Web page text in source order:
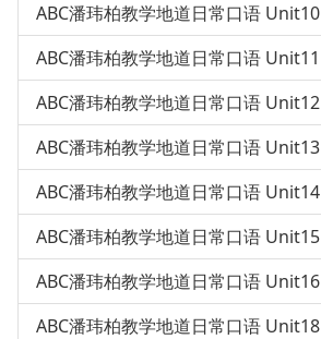
ABC潘玮柏教学地道日常口语 Unit10
ABC潘玮柏教学地道日常口语 Unit11
ABC潘玮柏教学地道日常口语 Unit12
ABC潘玮柏教学地道日常口语 Unit13
ABC潘玮柏教学地道日常口语 Unit14
ABC潘玮柏教学地道日常口语 Unit15
ABC潘玮柏教学地道日常口语 Unit16
ABC潘玮柏教学地道日常口语 Unit18